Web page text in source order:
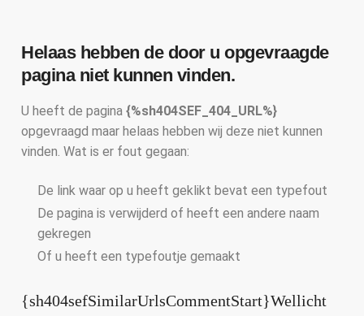
Helaas hebben de door u opgevraagde
pagina niet kunnen vinden.
U heeft de pagina {%sh404SEF_404_URL%}
opgevraagd maar helaas hebben wij deze niet kunnen
vinden. Wat is er fout gegaan:
De link waar op u heeft geklikt bevat een typefout
De pagina is verwijderd of heeft een andere naam
gekregen
Of u heeft een typefoutje gemaakt
{sh404sefSimilarUrlsCommentStart}Wellicht